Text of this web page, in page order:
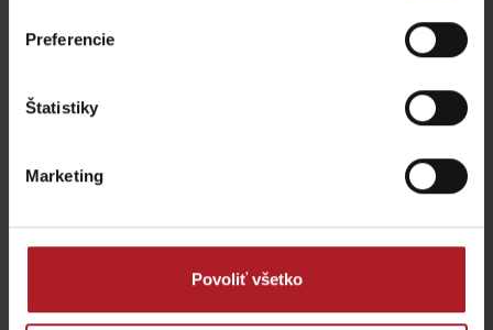
Preferencie
Štatistiky
Marketing
Povoliť všetko